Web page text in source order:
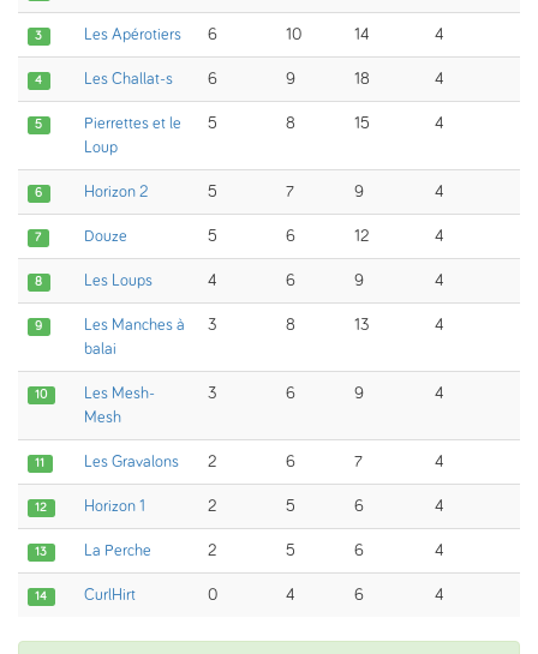
3 Les Apérotiers 6 10 14 4
4 Les Challat-s 6 9 18 4
5
Pierrettes et le
Loup
5 8 15 4
6 Horizon 2 5 7 9 4
7 Douze 5 6 12 4
8 Les Loups 4 6 9 4
9
Les Manches à
balai
3 8 13 4
10
Les Mesh-
Mesh
3 6 9 4
11 Les Gravalons 2 6 7 4
12 Horizon 1 2 5 6 4
13 La Perche 2 5 6 4
14 CurlHirt 0 4 6 4